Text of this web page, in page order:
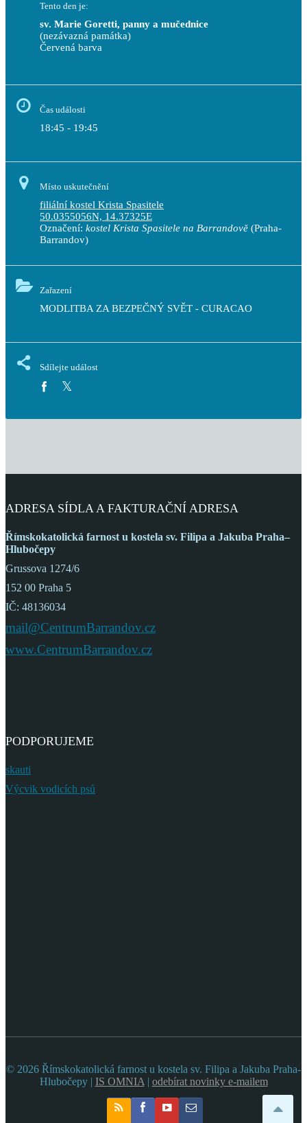
Tento den je:
sv. Marie Goretti, panny a mučednice
(nezávazná památka)
Červená barva
Čas události
18:45 - 19:45
Místo uskutečnění
filiální kostel Krista Spasitele
50.0355056N, 14.37325E
Označení: kostel Krista Spasitele na Barrandově (Praha-
Barrandov)
Zařazení
MODLITBA ZA BEZPEČNÝ SVĚT - CURACAO
Sdílejte událost
ADRESA SÍDLA A FAKTURAČNÍ ADRESA
Římskokatolická farnost u kostela sv. Filipa a Jakuba Praha–
Hlubočepy
Grussova 1274/6
152 00 Praha 5
IČ: 48136034
mail@CentrumBarrandov.cz
www.CentrumBarrandov.cz
PODPORUJEME
skauti
Výcvik vodicích psů
© 2026 Římskokatolická farnost u kostela sv. Filipa a Jakuba Praha-
Hlubočepy | IS OMNIA | odebírat novinky e-mailem